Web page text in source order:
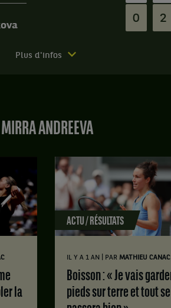
0 2
Plus d'infos
ANDREEVA
la
ACTU / RÉSULTATS
IL Y A 1 AN PAR MATHIEU CANAC
Boisson : « Je vais garder les
pieds sur terre et tout se